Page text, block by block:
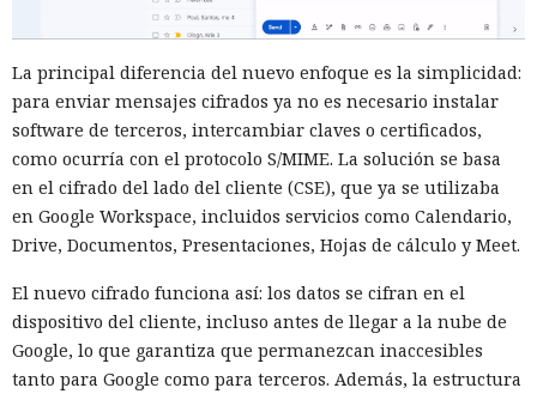
La principal diferencia del nuevo enfoque es la simplicidad:
para enviar mensajes cifrados ya no es necesario instalar
software de terceros, intercambiar claves o certificados,
como ocurría con el protocolo S/MIME. La solución se basa
en el cifrado del lado del cliente (CSE), que ya se utilizaba
en Google Workspace, incluidos servicios como Calendario,
Drive, Documentos, Presentaciones, Hojas de cálculo y Meet.
El nuevo cifrado funciona así: los datos se cifran en el
dispositivo del cliente, incluso antes de llegar a la nube de
Google, lo que garantiza que permanezcan inaccesibles
tanto para Google como para terceros. Además, la estructura